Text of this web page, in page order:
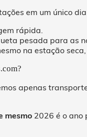
em um único
rápida.
pesada para as
na estação
apenas
mesmo 2026 é o ano